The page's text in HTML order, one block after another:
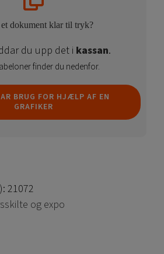
dokument klar til tryk?
du upp det i kassan.
finder du nedenfor.
BRUG FOR HJÆLP AF EN
GRAFIKER
21072
og expo